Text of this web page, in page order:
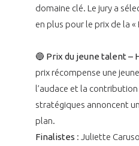
domaine clé. Le jury a
en plus pour le prix de la «
🔵 Prix du jeune talent –
prix récompense une
l’audace et la
stratégiques annoncent
plan.
Finalistes : Juliette